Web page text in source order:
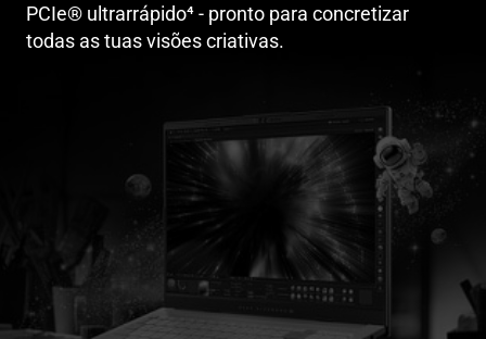
PCIe® ultrarrápido4- pronto para concretizar
todas as tuas visões criativas.